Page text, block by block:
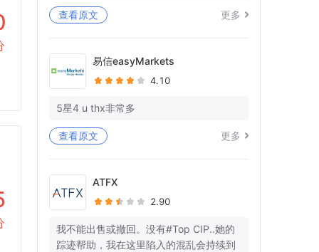
我仍在等待我的WISE账户中23K+EU的全
还被告知提供宝洁L的对账单，因为您的单
方面账户关闭，也无法访问这些对账单。
阿比谢克
查看原文 更多
易信easyMarkets
4.10
5星4 u thx非常多
查看原文 更多
ATFX
2.90
我不能出售或撤回。没有#Top CIP..她的
踪迹帮助，我在这里陷入的混乱会持续到